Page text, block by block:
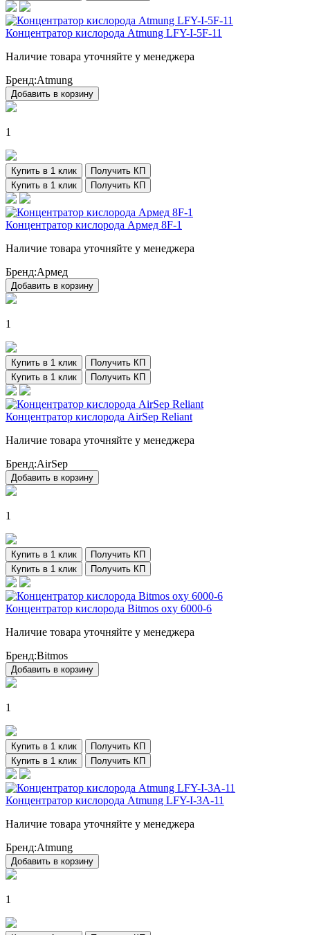
Концентратор кислорода Atmung LFY-I-5F-11
Наличие товара уточняйте у менеджера
Бренд:Atmung
Добавить в корзину
1
Купить в 1 клик
Получить КП
Купить в 1 клик
Получить КП
Концентратор кислорода Армед 8F-1
Наличие товара уточняйте у менеджера
Бренд:Армед
Добавить в корзину
1
Купить в 1 клик
Получить КП
Купить в 1 клик
Получить КП
Концентратор кислорода AirSep Reliant
Наличие товара уточняйте у менеджера
Бренд:AirSep
Добавить в корзину
1
Купить в 1 клик
Получить КП
Купить в 1 клик
Получить КП
Концентратор кислорода Bitmos oxy 6000-6
Наличие товара уточняйте у менеджера
Бренд:Bitmos
Добавить в корзину
1
Купить в 1 клик
Получить КП
Купить в 1 клик
Получить КП
Концентратор кислорода Atmung LFY-I-3A-11
Наличие товара уточняйте у менеджера
Бренд:Atmung
Добавить в корзину
1